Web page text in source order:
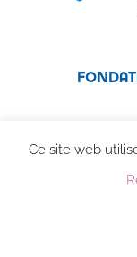
Ce site web